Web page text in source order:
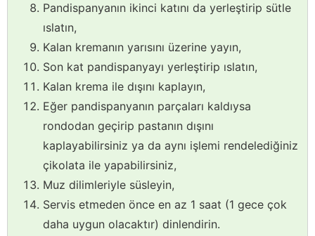
Pandispanyanın ikinci katını da yerleştirip sütle
ıslatın,
Kalan kremanın yarısını üzerine yayın,
Son kat pandispanyayı yerleştirip ıslatın,
Kalan krema ile dışını kaplayın,
Eğer pandispanyanın parçaları kaldıysa
rondodan geçirip pastanın dışını
kaplayabilirsiniz ya da aynı işlemi rendelediğiniz
çikolata ile yapabilirsiniz,
Muz dilimleriyle süsleyin,
Servis etmeden önce en az 1 saat (1 gece çok
daha uygun olacaktır) dinlendirin.